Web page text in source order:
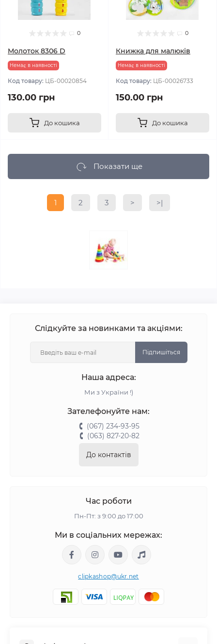
0
Молоток 8306 D
Немає в наявності
Код товару: ЦБ-00020854
130.00 грн
До кошика
0
Книжка для малюків
Немає в наявності
Код товару: ЦБ-00026733
150.00 грн
До кошика
Показати ще
1 2 3 > >|
Слідкуйте за новинками та акціями:
Підпишіться
Наша адреса:
Ми з України !)
Зателефонуйте нам:
(067) 234-93-95
(063) 827-20-82
До контактів
Час роботи
Пн-Пт: з 9:00 до 17:00
Ми в соціальних мережах:
clipkashop@ukr.net